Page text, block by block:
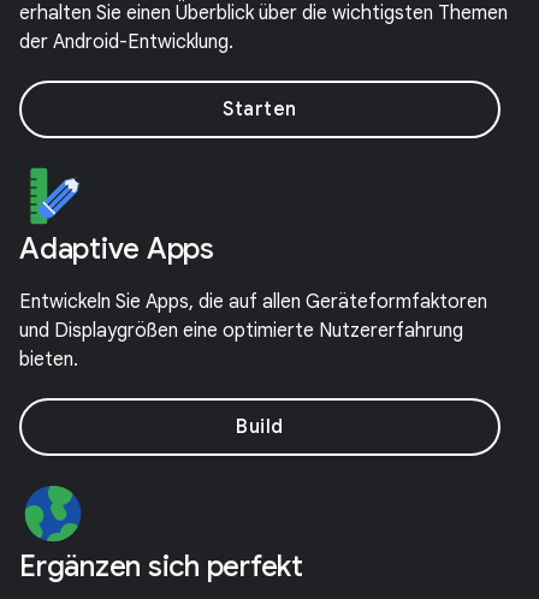
erhalten Sie einen Überblick über die wichtigsten Themen
der Android-Entwicklung.
Starten
Adaptive Apps
Entwickeln Sie Apps, die auf allen Geräteformfaktoren
und Displaygrößen eine optimierte Nutzererfahrung
bieten.
Build
Ergänzen sich perfekt